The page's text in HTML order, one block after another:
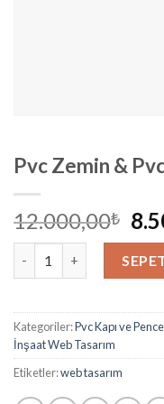
Pvc Zemin &
12.000,00₺
Kategoriler:Pvc Kapı ve
İnşaat Web Tasarım
Etiketler:web tasarım